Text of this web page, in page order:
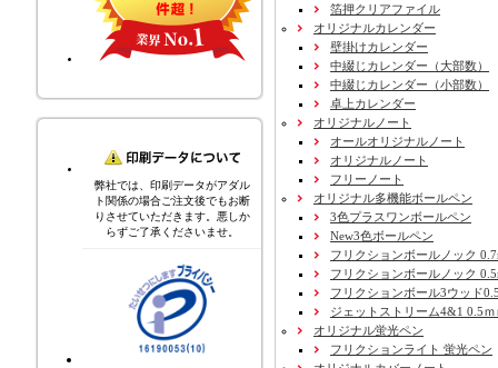
弊社では、印刷データがアダル
ト関係の場合ご注文後でもお断
りさせていただきます。悪しか
らずご了承くださいませ。
箔押クリアファイル
オリジナルカレンダー
壁掛けカレンダー
中綴じカレンダー（大部数）
中綴じカレンダー（小部数）
卓上カレンダー
オリジナルノート
オールオリジナルノート
オリジナルノート
フリーノート
オリジナル多機能ボールペン
3色プラスワンボールペン
New3色ボールペン
フリクションボールノック
フリクションボールノック
フリクションボール3ウッド
ジェットストリーム4&1 0.5ｍ
オリジナル蛍光ペン
フリクションライト 蛍光ペン